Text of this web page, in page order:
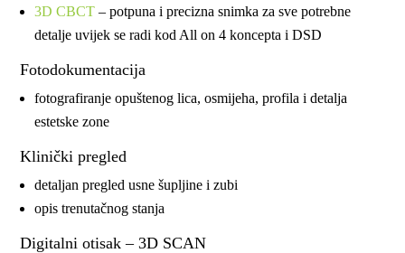
3D CBCT – potpuna i precizna snimka za sve potrebne
detalje uvijek se radi kod All on 4 koncepta i DSD
Fotodokumentacija
fotografiranje opuštenog lica, osmijeha, profila i detalja
estetske zone
Klinički pregled
detaljan pregled usne šupljine i zubi
opis trenutačnog stanja
Digitalni otisak – 3D SCAN